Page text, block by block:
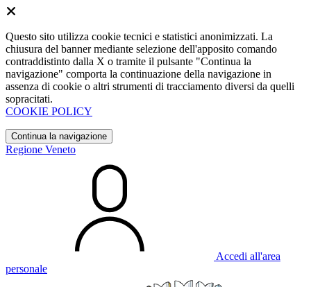
Questo sito utilizza cookie tecnici e statistici anonimizzati. La
chiusura del banner mediante selezione dell'apposito comando
contraddistinto dalla X o tramite il pulsante "Continua la
navigazione" comporta la continuazione della navigazione in
assenza di cookie o altri strumenti di tracciamento diversi da quelli
sopracitati.
COOKIE POLICY
Continua la navigazione
Regione Veneto
Accedi all'area
personale